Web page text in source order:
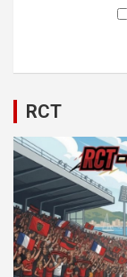
RCT